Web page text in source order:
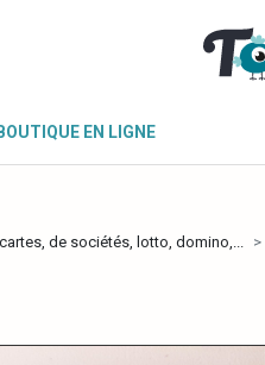
BOUTIQUE EN LIGNE
de sociétés, lotto, domino,...